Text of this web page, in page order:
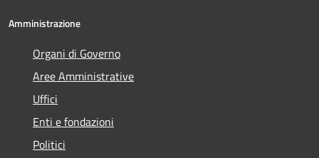
Amministrazione
Organi di Governo
Aree Amministrative
Uffici
Enti e fondazioni
Politici